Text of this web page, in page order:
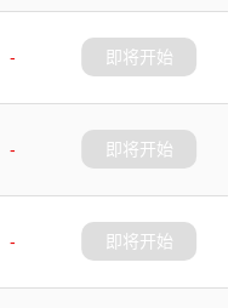
-
即将开始
-
即将开始
-
即将开始